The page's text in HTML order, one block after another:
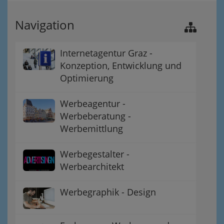
Navigation
Internetagentur Graz -
Konzeption, Entwicklung und
Optimierung
Werbeagentur -
Werbeberatung -
Werbemittlung
Werbegestalter -
Werbearchitekt
Werbegraphik - Design